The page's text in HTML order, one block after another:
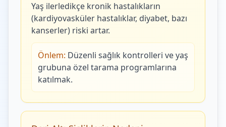
Yaş ilerledikçe kronik hastalıkların
(kardiyovasküler hastalıklar, diyabet, bazı
kanserler) riski artar.
Önlem: Düzenli sağlık kontrolleri ve yaş
grubuna özel tarama programlarına
katılmak.